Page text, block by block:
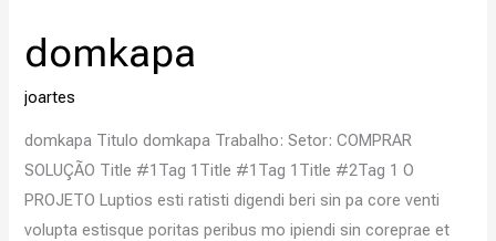
domkapa
joartes
domkapa Titulo domkapa Trabalho: Setor: COMPRAR
SOLUÇÃO Title #1Tag 1Title #1Tag 1Title #2Tag 1 O
PROJETO Luptios esti ratisti digendi beri sin pa core venti
volupta estisque poritas peribus mo ipiendi sin coreprae et